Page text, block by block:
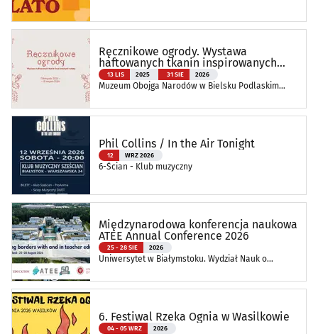
Ręcznikowe ogrody. Wystawa
haftowanych tkanin inspirowanych
naturą
13 LIS 2025 31 SIE 2026
Muzeum Obojga Narodów w Bielsku Podlaskim
Phil Collins / In the Air Tonight
12 WRZ 2026
6-Ścian - Klub muzyczny
Międzynarodowa konferencja naukowa
ATEE Annual Conference 2026
25 - 28 SIE 2026
Uniwersytet w Białymstoku. Wydział Nauk o
6. Festiwal Rzeka Ognia w Wasilkowie
04 - 05 WRZ 2026